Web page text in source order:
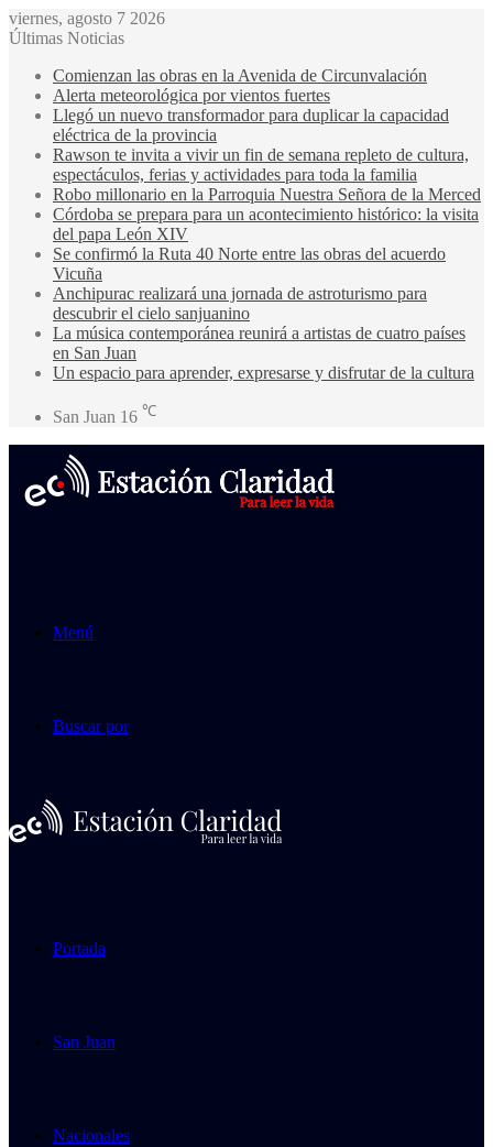
viernes, agosto 7 2026
Últimas Noticias
Comienzan las obras en la Avenida de Circunvalación
Alerta meteorológica por vientos fuertes
Llegó un nuevo transformador para duplicar la capacidad
eléctrica de la provincia
Rawson te invita a vivir un fin de semana repleto de cultura,
espectáculos, ferias y actividades para toda la familia
Robo millonario en la Parroquia Nuestra Señora de la Merced
Córdoba se prepara para un acontecimiento histórico: la visita
del papa León XIV
Se confirmó la Ruta 40 Norte entre las obras del acuerdo
Vicuña
Anchipurac realizará una jornada de astroturismo para
descubrir el cielo sanjuanino
La música contemporánea reunirá a artistas de cuatro países
en San Juan
Un espacio para aprender, expresarse y disfrutar de la cultura
San Juan 16 ℃
Menú
Buscar por
Portada
San Juan
Nacionales